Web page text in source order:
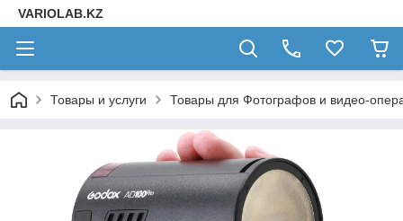
VARIOLAB.KZ
Товары и услуги Товары для Фотографов и видео-